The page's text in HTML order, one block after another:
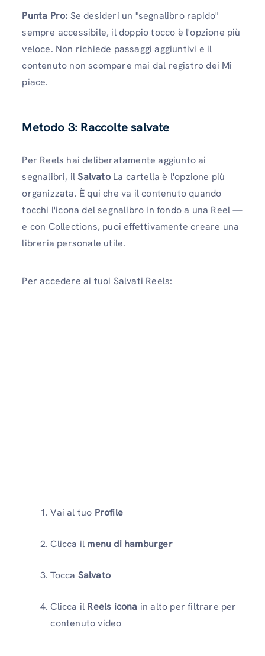
Punta Pro: Se desideri un "segnalibro rapido"
sempre accessibile, il doppio tocco è l'opzione più
veloce. Non richiede passaggi aggiuntivi e il
contenuto non scompare mai dal registro dei Mi
piace.
Metodo 3: Raccolte salvate
Per Reels hai deliberatamente aggiunto ai
segnalibri, ilSalvatoLa cartella è l'opzione più
organizzata. È qui che va il contenuto quando
tocchi l'icona del segnalibro in fondo a una Reel —
e con Collections, puoi effettivamente creare una
libreria personale utile.
Per accedere ai tuoi Salvati Reels:
Vai al tuo Profile
Clicca il menu di hamburger
Tocca Salvato
Clicca il Reels icona in alto per filtrare per
contenuto video